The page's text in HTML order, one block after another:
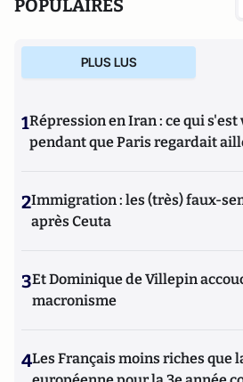
POPULAIRES
PLUS LUS
1Répression en Iran : ce qui
pendant que Paris regardait
2Immigration : les (très) faux-
après Ceuta
3Et Dominique de Villepin
macronisme
4Les Français moins riches que